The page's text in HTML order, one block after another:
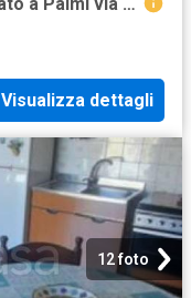
Visualizza dettagli
12 foto